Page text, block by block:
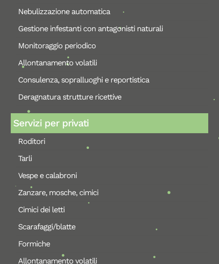
Nebulizzazione automatica
Gestione infestanti con antagonisti naturali
Monitoraggio periodico
Allontanamento volatili
Consulenza, sopralluoghi e reportistica
Deragnatura strutture ricettive
Servizi per privati
Roditori
Tarli
Vespe e calabroni
Zanzare, mosche, cimici
Cimici dei letti
Scarafaggi/blatte
Formiche
Allontanamento volatili